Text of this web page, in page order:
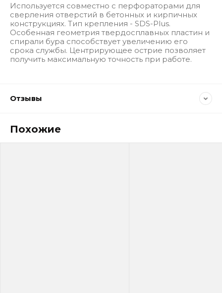
Используется совместно с перфораторами для
сверления отверстий в бетонных и кирпичных
конструкциях. Тип крепления - SDS-Plus.
Особенная геометрия твердосплавных пластин и
спирали бура способствует увеличению его
срока службы. Центрирующее острие позволяет
получить максимальную точность при работе.
Отзывы
Похожие